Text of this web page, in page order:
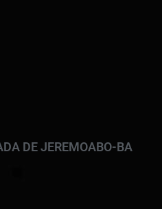
DE JEREMOABO-BA